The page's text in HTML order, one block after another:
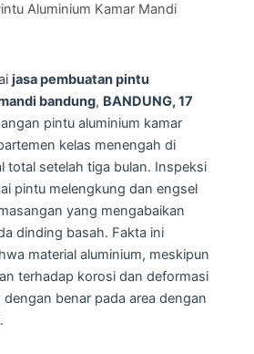
Aluminium Kamar Mandi
jasa pembuatan pintu
bandung, BANDUNG, 17
pintu aluminium kamar
kelas menengah di
total setelah tiga bulan. Inspeksi
pintu melengkung dan engsel
yang mengabaikan
dinding basah. Fakta ini
material aluminium, meskipun
terhadap korosi dan deformasi
benar pada area dengan